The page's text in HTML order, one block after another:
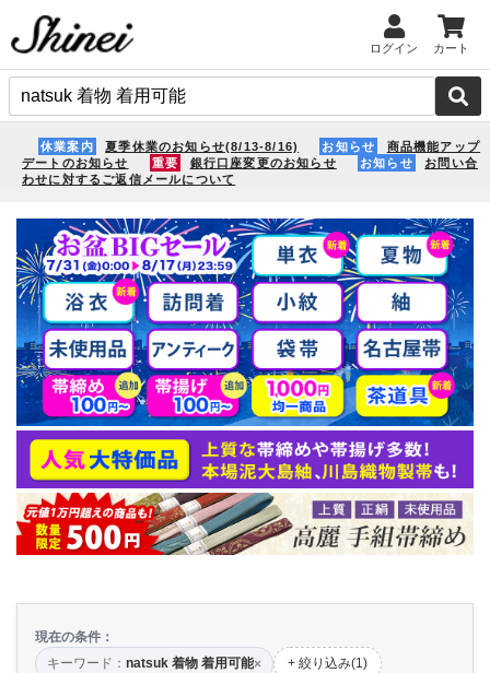
ログイン カート
休業案内 夏季休業のお知らせ(8/13-8/16) お知らせ
商品機能アップ
デートのお知らせ
重要 銀行口座変更のお知らせ お知らせ
お問い合
わせに対するご返信メールについて
現在の条件：
キーワード： natsuk 着物 着用可能× + 絞り込み(1)